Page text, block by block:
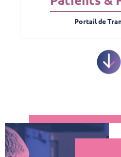
Portail de